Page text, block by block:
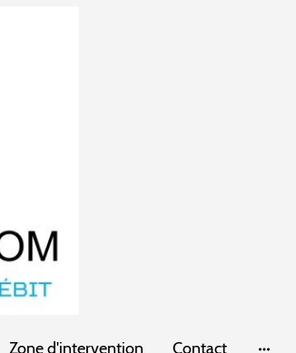
Zone d'intervention Contact